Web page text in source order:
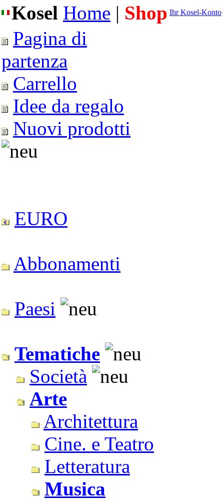
Kosel Home | Shop Ihr Kosel-Konto
Pagina di
partenza
Carrello
Idee da regalo
Nuovi prodotti
EURO
Abbonamenti
Paesi
Tematiche
Società
Arte
Architettura
Cine. e Teatro
Letteratura
Musica